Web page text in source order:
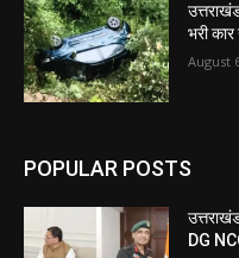
भरी कार
August
POPULAR POSTS
DG